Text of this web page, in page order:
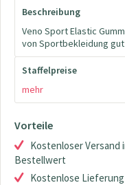
Beschreibung
Veno Sport Elastic
von Sportbekleidung
Staffelpreise
mehr
Vorteile
Kostenloser Versand
Bestellwert
Kostenlose